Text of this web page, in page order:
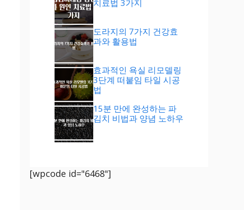
치료법 3가지
도라지의 7가지 건강효
과와 활용법
효과적인 욕실 리모델링
3단계 떠붙임 타일 시공
법
15분 만에 완성하는 파
김치 비법과 양념 노하우
[wpcode id="6468"]